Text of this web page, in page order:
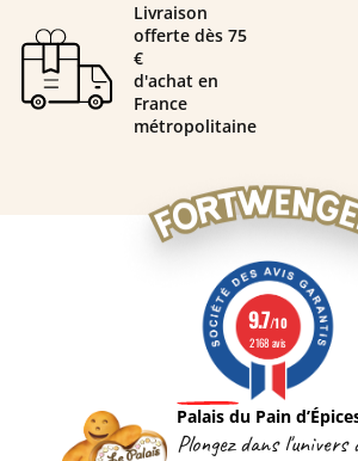
Livraison
offerte dès 75
€
d'achat en
France
métropolitaine
Palais du Pain
Plongez dans l'univers
9.7/10
2168 avis